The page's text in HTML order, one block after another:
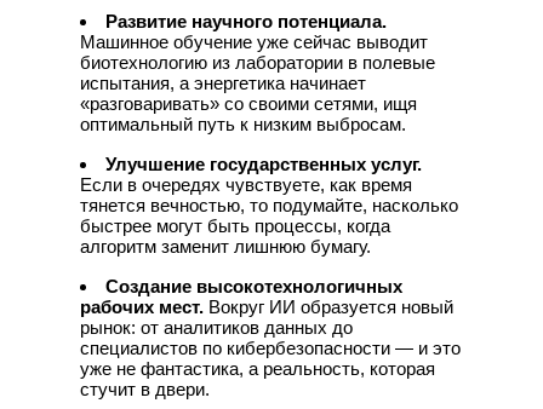
Развитие научного потенциала.
Машинное обучение уже сейчас выводит
биотехнологию из лаборатории в полевые
испытания, а энергетика начинает
«разговаривать» со своими сетями, ищя
оптимальный путь к низким выбросам.
Улучшение государственных услуг.
Если в очередях чувствуете, как время
тянется вечностью, то подумайте, насколько
быстрее могут быть процессы, когда
алгоритм заменит лишнюю бумагу.
Создание высокотехнологичных
рабочих мест.Вокруг ИИ образуется новый
рынок: от аналитиков данных до
специалистов по кибербезопасности — и это
уже не фантастика, а реальность, которая
стучит в двери.